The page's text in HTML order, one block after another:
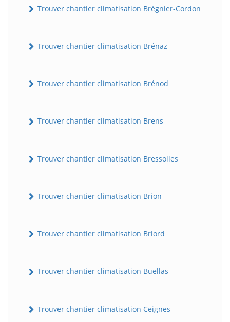
Trouver chantier climatisation Brégnier-Cordon
Trouver chantier climatisation Brénaz
Trouver chantier climatisation Brénod
Trouver chantier climatisation Brens
Trouver chantier climatisation Bressolles
Trouver chantier climatisation Brion
Trouver chantier climatisation Briord
Trouver chantier climatisation Buellas
Trouver chantier climatisation Ceignes